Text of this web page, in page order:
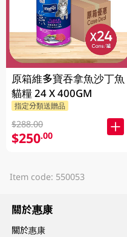
原箱維多寶吞拿魚沙丁魚
貓糧 24 X 400GM
指定分類送贈品
$288.00
$250.00
Item code: 550053
關於惠康
關於惠康